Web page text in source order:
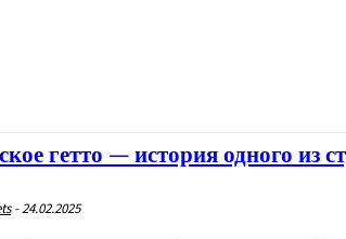
гетто — история одного из
-24.02.2025